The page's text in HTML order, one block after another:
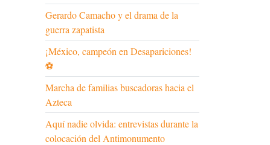
Gerardo Camacho y el drama de la
guerra zapatista
¡México, campeón en Desapariciones!
⚽
Marcha de familias buscadoras hacia el
Azteca
Aquí nadie olvida: entrevistas durante la
colocación del Antimonumento